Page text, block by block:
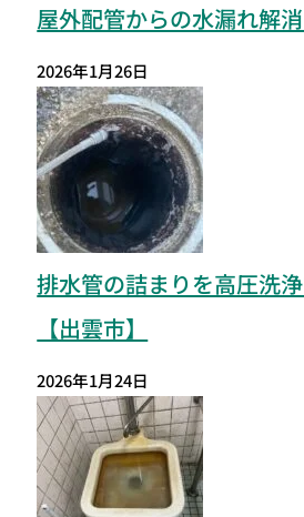
屋外配管からの水漏れ解消
2026年1月26日
排水管の詰まりを高圧洗
【出雲市】
2026年1月24日